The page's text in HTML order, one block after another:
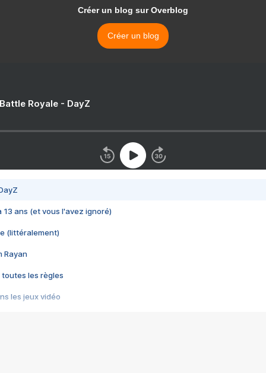
Créer un blog sur Overblog
Créer un blog
Royale - DayZ
13 ans (et vous l'avez ignoré)
(littéralement)
Rayan
toutes les règles
les jeux vidéo